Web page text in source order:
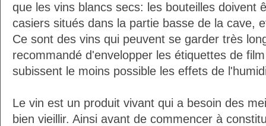
que les vins blancs secs: les bouteilles doivent
casiers situés dans la partie basse de la cave,
Ce sont des vins qui peuvent se garder très
recommandé d'envelopper les étiquettes de
subissent le moins possible les effets de
Le vin est un produit vivant qui a besoin des
bien vieillir. Ainsi avant de commencer à